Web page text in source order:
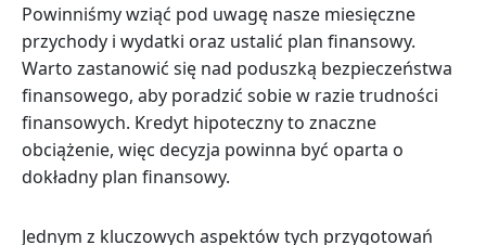
Powinniśmy wziąć pod uwagę nasze miesięczne
przychody i wydatki oraz ustalić plan finansowy.
Warto zastanowić się nad poduszką bezpieczeństwa
finansowego, aby poradzić sobie w razie trudności
finansowych. Kredyt hipoteczny to znaczne
obciążenie, więc decyzja powinna być oparta o
dokładny plan finansowy.
Jednym z kluczowych aspektów tych przygotowań